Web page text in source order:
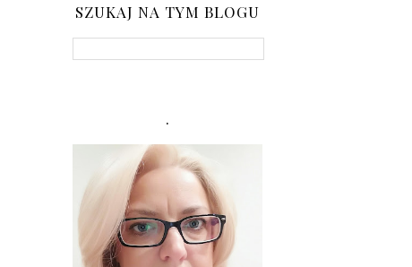
SZUKAJ NA TYM BLOGU
.